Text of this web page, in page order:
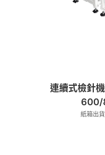
連續式檢針
600/
紙箱出